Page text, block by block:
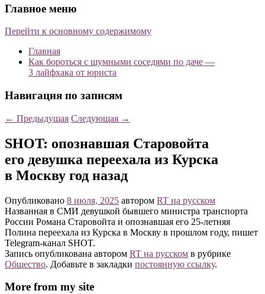
Главное меню
Перейти к основному содержимому
Главная
Как бороться с шумными соседями по даче —
3 лайфхака от юриста
Навигация по записям
← Предыдущая Следующая →
SHOT: опознавшая Старовойта
его девушка переехала из Курска
в Москву год назад
Опубликовано 8 июля, 2025 автором RT на русском
Названная в СМИ девушкой бывшего министра транспорта
России Романа Старовойта и опознавшая его 25-летняя
Полина переехала из Курска в Москву в прошлом году, пишет
Telegram-канал SHOT.
Запись опубликована автором RT на русском в рубрике
Общество. Добавьте в закладки постоянную ссылку.
More from my site